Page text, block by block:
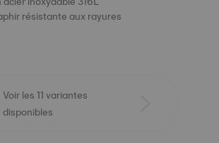
résistante aux rayures
Voir les 11 variantes
disponibles